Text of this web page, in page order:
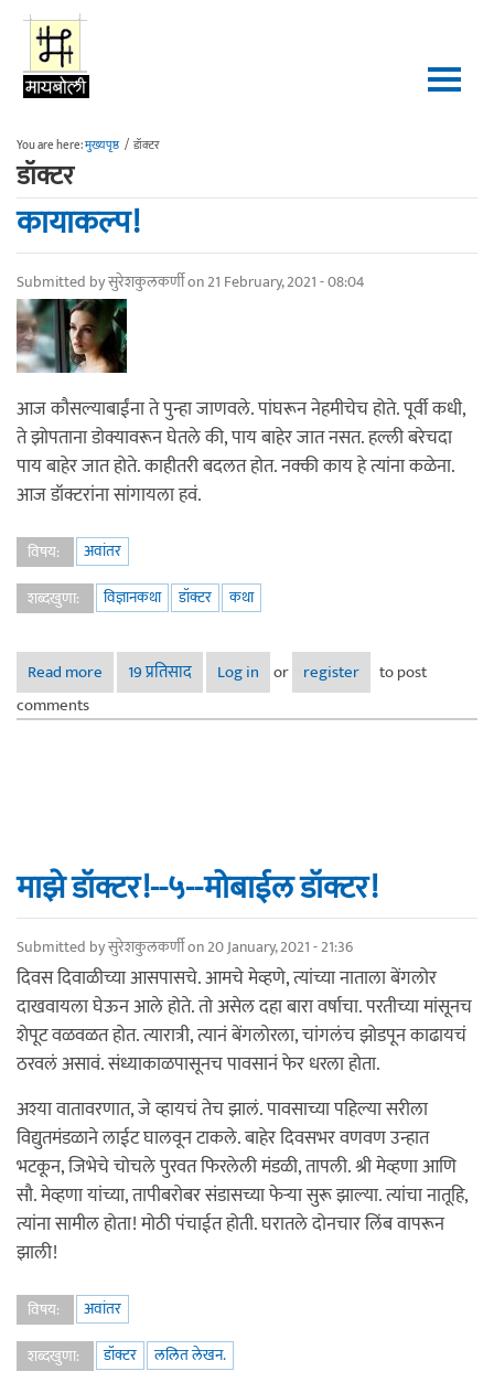
Skip to main content
You are here:मुख्यपृष्ठ / डॉक्टर
डॉक्टर
कायाकल्प!
Submitted byसुरेशकुलकर्णीon 21 February, 2021 - 08:04
आज कौसल्याबाईंना ते पुन्हा जाणवले. पांघरून नेहमीचेच होते. पूर्वी कधी,
ते झोपताना डोक्यावरून घेतले की, पाय बाहेर जात नसत. हल्ली बरेचदा
पाय बाहेर जात होते. काहीतरी बदलत होत. नक्की काय हे त्यांना कळेना.
आज डॉक्टरांना सांगायला हवं.
विषय:
अवांतर
शब्दखुणा:
विज्ञानकथा डॉक्टर कथा
Read more about कायाकल्प!
19 प्रतिसाद Log in or register
to post
comments
माझे डॉक्टर!--५--मोबाईल डॉक्टर!
Submitted byसुरेशकुलकर्णीon 20 January, 2021 - 21:36
दिवस दिवाळीच्या आसपासचे. आमचे मेव्हणे, त्यांच्या नाताला बेंगलोर
दाखवायला घेऊन आले होते. तो असेल दहा बारा वर्षाचा. परतीच्या मांसूनच
शेपूट वळवळत होत. त्यारात्री, त्यानं बेंगलोरला, चांगलंच झोडपून काढायचं
ठरवलं असावं. संध्याकाळपासूनच पावसानं फेर धरला होता.
अश्या वातावरणात, जे व्हायचं तेच झालं. पावसाच्या पहिल्या सरीला
विद्युतमंडळाने लाईट घालवून टाकले. बाहेर दिवसभर वणवण उन्हात
भटकून, जिभेचे चोचले पुरवत फिरलेली मंडळी, तापली. श्री मेव्हणा आणि
सौ. मेव्हणा यांच्या, तापीबरोबर संडासच्या फेऱ्या सुरू झाल्या. त्यांचा नातूहि,
त्यांना सामील होता! मोठी पंचाईत होती. घरातले दोनचार लिंब वापरून
झाली!
विषय:
अवांतर
शब्दखुणा:
डॉक्टर ललित लेखन.